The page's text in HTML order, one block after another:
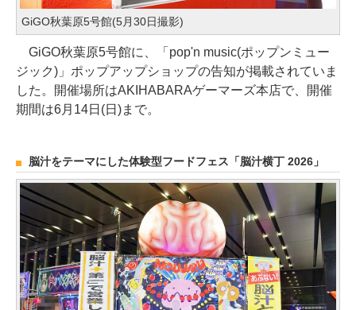
GiGO秋葉原5号館(5月30日撮影)
GiGO秋葉原5号館に、「pop'n music(ポップンミュー
ジック)」ポップアップショップの告知が掲載されていま
した。開催場所はAKIHABARAゲーマーズ本店で、開催
期間は6月14日(日)まで。
脳汁をテーマにした体験型フードフェス「脳汁横丁 2026」